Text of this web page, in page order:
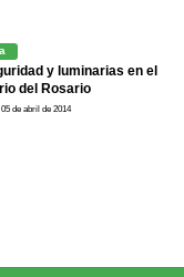
y luminarias en el
del Rosario
| 05 de abril de 2014